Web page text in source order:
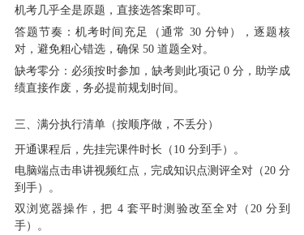
机考几乎全是原题，直接选答案即可。
答题节奏：机考时间充足（通常 30 分钟），逐题核
对，避免粗心错选，确保 50 道题全对。
缺考零分：必须按时参加，缺考则此项记 0 分，助学成
绩直接作废，务必提前规划时间。
三、满分执行清单（按顺序做，不丢分）
开通课程后，先挂完课件时长（10 分到手）。
电脑端点击串讲视频红点，完成知识点测评全对（20 分
到手）。
双浏览器操作，把 4 套平时测验改至全对（20 分到
手）。